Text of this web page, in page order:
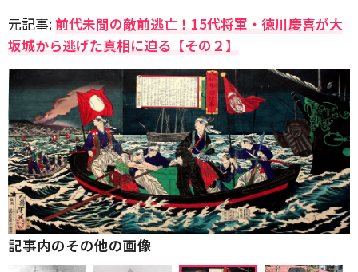
元記事:前代未聞の敵前逃亡！15代将軍・徳川慶喜が大
坂城から逃げた真相に迫る【その２】
記事内のその他の画像